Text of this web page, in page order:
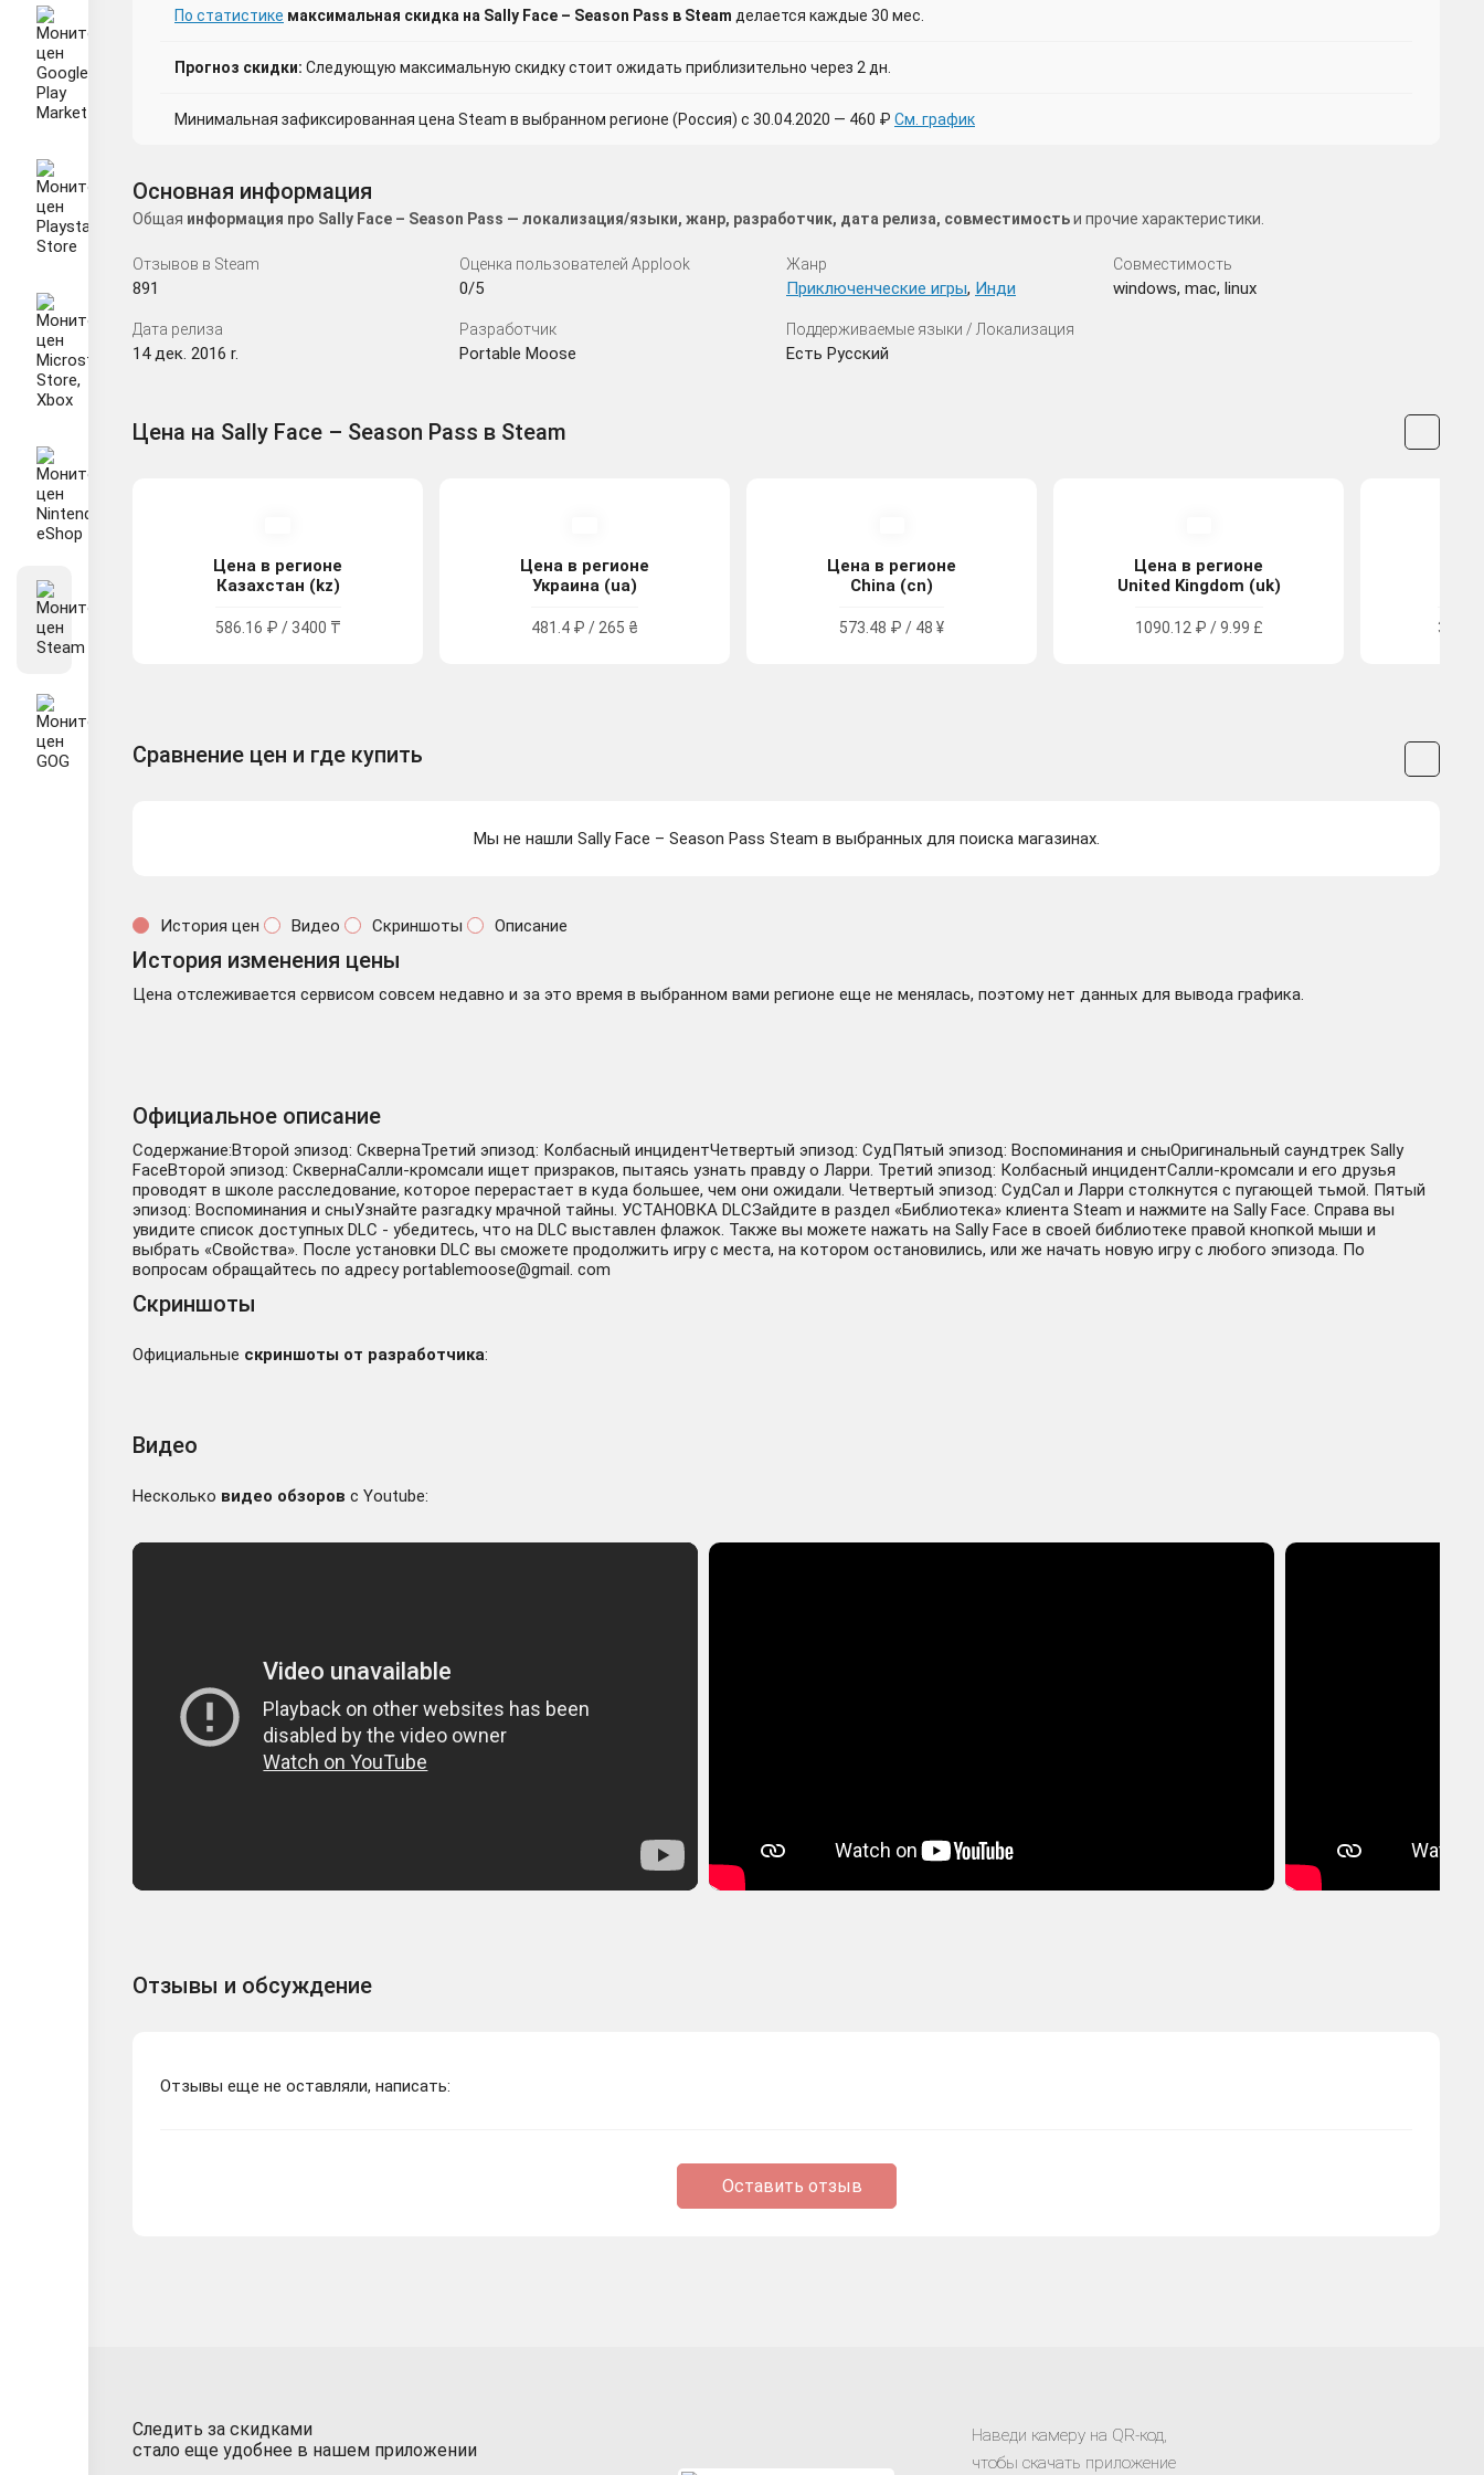
По статистике максимальная скидка на Sally Face – Season Pass в Steam делается каждые 30 мес.
Прогноз скидки: Следующую максимальную скидку стоит ожидать приблизительно через 2 дн.
Минимальная зафиксированная цена Steam в выбранном регионе (Россия) с 30.04.2020 — 460 ₽ См. график
Основная информация
Общая информация про Sally Face – Season Pass — локализация/языки, жанр, разработчик, дата релиза, совместимостьи прочие характеристики.
Отзывов в Steam
891
Оценка пользователей Applook
0/5
Жанр
Приключенческие игры, Инди
Совместимость
windows, mac, linux
Дата релиза
14 дек. 2016 r.
Разработчик
Portable Moose
Поддерживаемые языки / Локализация
Есть Русский
Цена на Sally Face – Season Pass в Steam
Цена в регионе
Казахстан (kz)
586.16 ₽ / 3400 ₸
Цена в регионе
Украина (ua)
481.4 ₽ / 265 ₴
Цена в регионе
China (cn)
573.48 ₽ / 48 ¥
Цена в регионе
United Kingdom (uk)
1090.12 ₽ / 9.99 £
Сравнение цен и где купить
Мы не нашли Sally Face – Season Pass Steam в выбранных для поиска магазинах.
История цен Видео Скриншоты Описание
История изменения цены
Цена отслеживается сервисом совсем недавно и за это время в выбранном вами регионе еще не менялась, поэтому нет данных для вывода графика.
Официальное описание
Содержание:Второй эпизод: СквернаТретий эпизод: Колбасный инцидентЧетвертый эпизод: СудПятый эпизод: Воспоминания и сныОригинальный саундтрек Sally
FaceВторой эпизод: СквернаСалли-кромсали ищет призраков, пытаясь узнать правду о Ларри. Третий эпизод: Колбасный инцидентСалли-кромсали и его друзья
проводят в школе расследование, которое перерастает в куда большее, чем они ожидали. Четвертый эпизод: СудСал и Ларри столкнутся с пугающей тьмой. Пятый
эпизод: Воспоминания и сныУзнайте разгадку мрачной тайны. УСТАНОВКА DLCЗайдите в раздел «Библиотека» клиента Steam и нажмите на Sally Face. Справа вы
увидите список доступных DLC - убедитесь, что на DLC выставлен флажок. Также вы можете нажать на Sally Face в своей библиотеке правой кнопкой мыши и
выбрать «Свойства». После установки DLC вы сможете продолжить игру с места, на котором остановились, или же начать новую игру с любого эпизода. По
вопросам обращайтесь по адресу portablemoose@gmail. com
Скриншоты
Официальные скриншоты от разработчика:
Видео
Несколько видео обзоров с Youtube:
Отзывы и обсуждение
Отзывы еще не оставляли, написать:
Оставить отзыв
Следить за скидками
стало еще удобнее в нашем приложении
Наведи камеру на QR-код,
чтобы скачать приложение